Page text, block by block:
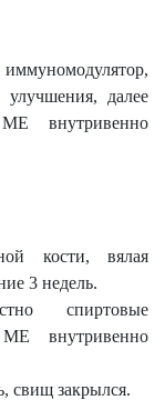
далее
внутривенно
кости, вялая
3 недель.
спиртовые
внутривенно
свищ закрылся.